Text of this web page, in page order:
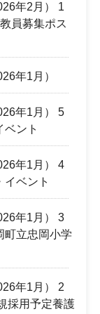
年2月） 1
員募集ポス
年1月）
年1月） 5
ベント
年1月） 4
ベント
年1月） 3
町立忠岡小学
年1月） 2
採用予定養護